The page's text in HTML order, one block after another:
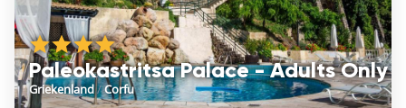
Paleokastritsa Palace - Adults Only
Griekenland/Corfu